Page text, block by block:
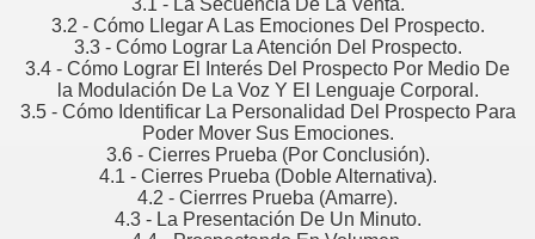
3.1 - La Secuencia De La Venta.
3.2 - Cómo Llegar A Las Emociones Del Prospecto.
3.3 - Cómo Lograr La Atención Del Prospecto.
3.4 - Cómo Lograr El Interés Del Prospecto Por Medio De
la Modulación De La Voz Y El Lenguaje Corporal.
3.5 - Cómo Identificar La Personalidad Del Prospecto Para
Poder Mover Sus Emociones.
3.6 - Cierres Prueba (Por Conclusión).
4.1 - Cierres Prueba (Doble Alternativa).
4.2 - Cierrres Prueba (Amarre).
4.3 - La Presentación De Un Minuto.
estar en la oficina y en el trabajo.
PROFESIONAL